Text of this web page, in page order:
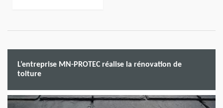
L’entreprise MN-PROTEC réalise la rénovation de
toiture